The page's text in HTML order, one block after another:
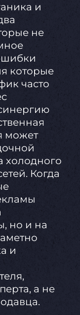
и
не
которые
часто
может
холодного
Когда
но и на
и
а не